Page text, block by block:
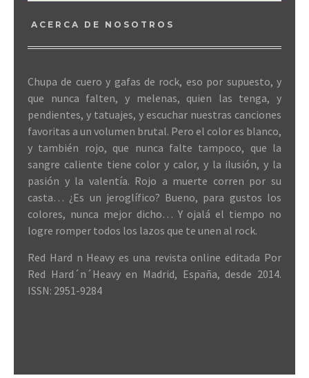
ACERCA DE NOSOTROS
Chupa de cuero y gafas de rock, eso por supuesto, y
que nunca falten, y melenas, quien las tenga, y
pendientes, y tatuajes, y escuchar nuestras canciones
favoritas a un volumen brutal. Pero el color es blanco,
y también rojo, que nunca falte tampoco, que la
sangre caliente tiene color y calor, y la ilusión, y la
pasión y la valentía. Rojo a muerte corren por su
casta… ¿Es un jeroglífico? Bueno, para gustos los
colores, nunca mejor dicho… Y ojalá el tiempo no
logre romper todos los lazos que te unen al rock.
Red Hard n Heavy es una revista online editada Por
Red Hard´n´Heavy en Madrid, España, desde 2014.
ISSN: 2951-9284